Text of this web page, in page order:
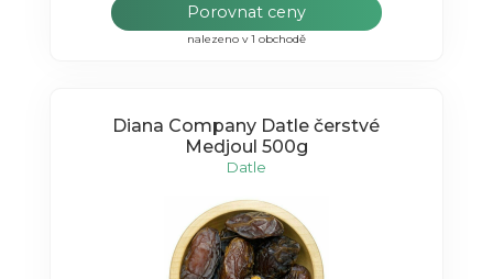
Porovnat ceny
nalezeno v 1 obchodě
Diana Company Datle čerstvé
Medjoul 500g
Datle